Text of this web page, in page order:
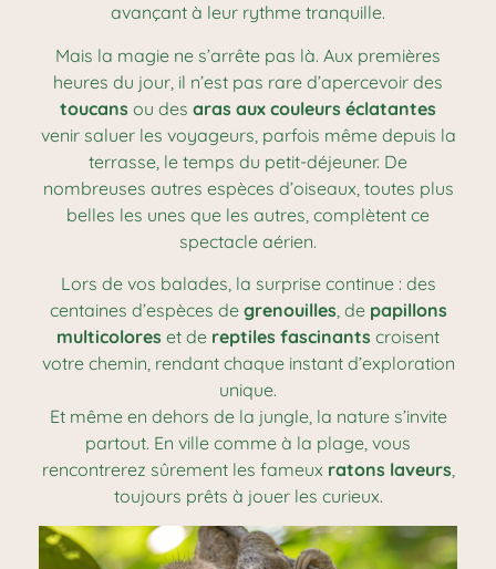
avançant à leur rythme tranquille.
Mais la magie ne s’arrête pas là. Aux premières
heures du jour, il n’est pas rare d’apercevoir des
toucans ou des aras aux couleurs éclatantes
venir saluer les voyageurs, parfois même depuis la
terrasse, le temps du petit-déjeuner. De
nombreuses autres espèces d’oiseaux, toutes plus
belles les unes que les autres, complètent ce
spectacle aérien.
Lors de vos balades, la surprise continue : des
centaines d’espèces de grenouilles, de papillons
multicolores et de reptiles fascinants croisent
votre chemin, rendant chaque instant d’exploration
unique.
Et même en dehors de la jungle, la nature s’invite
partout. En ville comme à la plage, vous
rencontrerez sûrement les fameux ratons laveurs,
toujours prêts à jouer les curieux.